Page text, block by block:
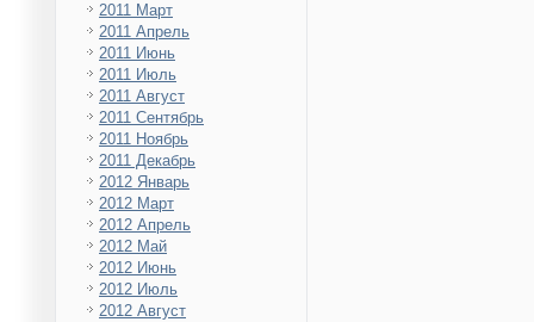
2011 Март
2011 Апрель
2011 Июнь
2011 Июль
2011 Август
2011 Сентябрь
2011 Ноябрь
2011 Декабрь
2012 Январь
2012 Март
2012 Апрель
2012 Май
2012 Июнь
2012 Июль
2012 Август